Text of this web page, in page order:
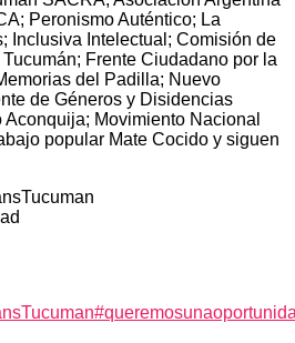
Peronismo Auténtico; La
Inclusiva Intelectual; Comisión de
Frente Ciudadano por la
del Padilla; Nuevo
de Géneros y Disidencias
Movimiento Nacional
popular Mate Cocido y siguen